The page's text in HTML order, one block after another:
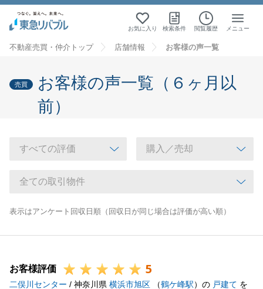
お気に入り 検索条件 閲覧履歴 メニュー
不動産売買・仲介トップ 店舗情報 お客様の声一覧
売買
お客様の声一覧（６ヶ月以
前）
表示はアンケート回収日順（回収日が同じ場合は評価が高い順）
お客様評価 5
二俣川センター / 神奈川県 横浜市旭区 （鶴ケ峰駅）の 戸建て を